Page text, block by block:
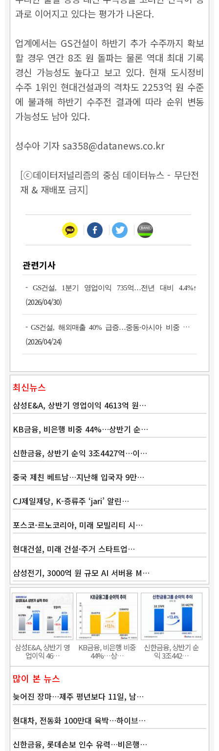
과로 이어지고 있다는 평가가 나온다.
업계에서는 GS건설이 하반기 추가 수주까지 확보
할 경우 연간 8조 원 돌파는 물론 역대 최대 기록
경신 가능성도 높다고 보고 있다. 현재 도시정비
수주 1위인 현대건설과의 격차도 2253억 원 수준
에 불과해 하반기 수주전 결과에 따라 순위 변동
가능성도 남아 있다.
성수아 기자 sa358@datanews.co.kr
[ⓒ데이터저널리즘의 중심 데이터뉴스 - 무단전
재 & 재배포 금지]
관련기사
- GS건설, 1분기 영업이익 735억…전년 대비 4.4%↑
(2026/04/30)
-GS건설, 해외매출 40% 급증…중동·아시아 비중 확대
(2026/04/24)
최신뉴스
삼성E&A, 상반기 영업이익 4613억 원…
KB금융, 비은행 비중 44%…상반기 순…
신한금융, 상반기 순익 3조4427억…이…
중국 제친 베트남…지난해 입국자 9만…
CJ제일제당, K-증류주 ‘jari’ 알린…
포스코-르노코리아, 미래 모빌리티 시…
현대건설, 미래 건설·주거 스타트업…
삼성전기, 3000억 원 규모 AI 서버용 M…
삼성E&A, 상반기 영
업이익 46…
KB금융, 비은행 비중
44%…상…
신한금융, 상반기 순
익 3조442…
많이 본 뉴스
늦어진 장마…제주 평년보다 11일, 남…
현대차, 전동화 100만대 육박…하이브…
신한금융, 롯데손보 인수 유력…비은행…